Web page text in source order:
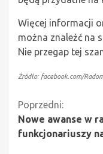
Więcej informacji
można znaleźć na
Nie przegap tej
Źródło: facebook.com/
Kontynuuj
czytanie
Poprzedni:
Nowe awanse w
funkcjonariuszy